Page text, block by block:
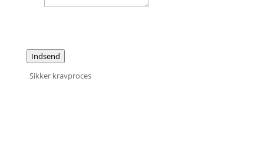
Indsend
Sikker kravproces